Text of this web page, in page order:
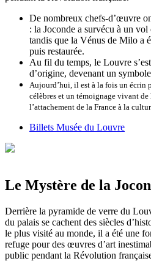
De nombreux chefs-d’œuvre
: la Joconde a survécu à un vol
tandis que la Vénus de Milo a
puis restaurée.
Au fil du temps, le Louvre
d’origine, devenant un
Aujourd’hui, il est à la fois un écrin
célèbres et un témoignage vivant
l’attachement de la France à la
Billets Musée du Louvre
Le Mystère de la
Derrière la pyramide de verre du
du palais se cachent des siècles
le plus visité au monde, il a été une
refuge pour des œuvres d’art
public pendant la Révolution